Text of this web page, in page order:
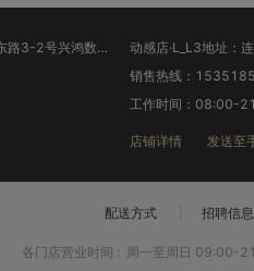
弘兴泰华联店·L_L2地址：连云港市海州区海连东路3-2号兴鸿数码城
销售热线：
工作时间：08:00-
店铺详情 发送至
配送方式 招聘信息
各门店营业时间 : 周一至周日 09:00-